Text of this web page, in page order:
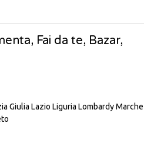
Fai da te, Bazar,
Giulia Lazio Liguria LombardyMarche